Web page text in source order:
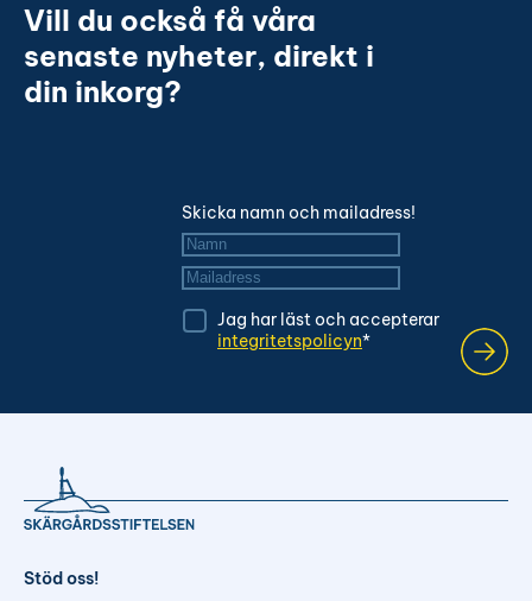
Vill du också få våra
senaste nyheter, direkt i
din inkorg?
Skicka namn och mailadress!
Namn
*
Mailadress*
Jag har läst och accepterar
integritetspolicyn*
Stöd oss!